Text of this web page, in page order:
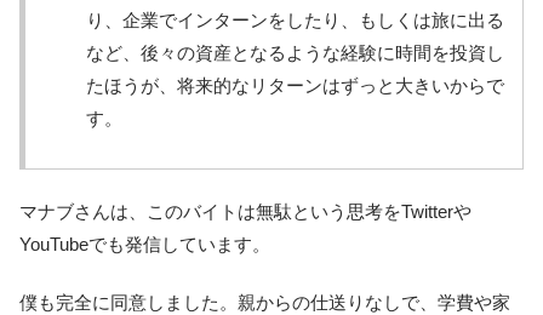
り、企業でインターンをしたり、もしくは旅に出る
など、後々の資産となるような経験に時間を投資し
たほうが、将来的なリターンはずっと大きいからで
す。
マナブさんは、このバイトは無駄という思考をTwitterや
YouTubeでも発信しています。
僕も完全に同意しました。親からの仕送りなしで、学費や家